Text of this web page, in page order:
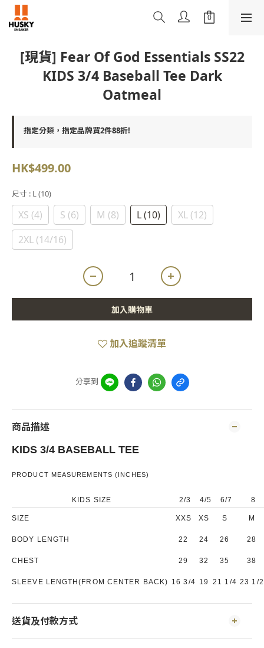
[現貨] Fear Of God Essentials SS22
KIDS 3/4 Baseball Tee Dark
Oatmeal
指定分類，指定品牌買2件88折!
HK$499.00
尺寸 : L (10)
XS (4) S (6) M (8) L (10)
XL (12)
2XL (14/16)
加入購物車
加入追蹤清單
分享到
商品描述
KIDS 3/4 BASEBALL TEE
PRODUCT MEASUREMENTS (INCHES)
KIDS SIZE 2/3 4/5 6/7 8
SIZE XXS XS S M
BODY LENGTH 22 24 26 28
CHEST 29 32 35 38
SLEEVE LENGTH(FROM CENTER BACK) 16 3/4 19 21 1/4 23 1/2
送貨及付款方式